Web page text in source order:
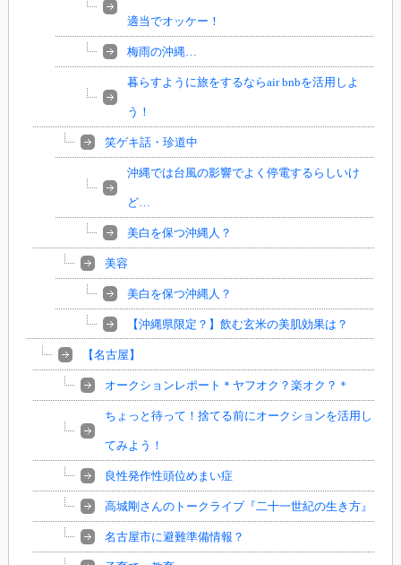
適当でオッケー！
梅雨の沖縄…
暮らすように旅をするならair bnbを活用しよ
う！
笑ゲキ話・珍道中
沖縄では台風の影響でよく停電するらしいけ
ど…
美白を保つ沖縄人？
美容
美白を保つ沖縄人？
【沖縄県限定？】飲む玄米の美肌効果は？
【名古屋】
オークションレポート＊ヤフオク？楽オク？＊
ちょっと待って！捨てる前にオークションを活用し
てみよう！
良性発作性頭位めまい症
高城剛さんのトークライブ『二十一世紀の生き方』
名古屋市に避難準備情報？